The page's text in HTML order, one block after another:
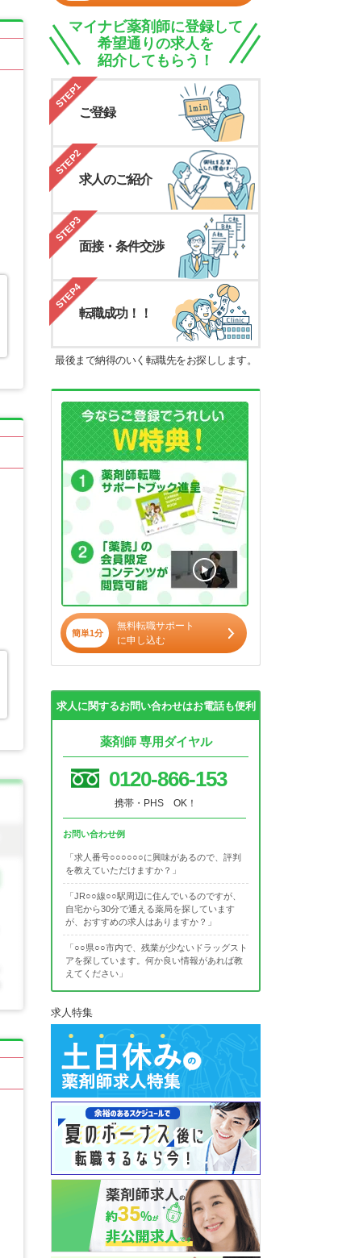
マイナビ薬剤師に登録して
希望通りの求人を
紹介してもらう！
STEP1
ご登録
STEP2
求人のご紹介
STEP3
面接・条件交渉
STEP4
転職成功！！
最後まで納得のいく転職先をお探しします。
簡単1分
無料転職サポート
に申し込む
求人に関するお問い合わせはお電話も便利
薬剤師 専用ダイヤル
0120-866-153
携帯・PHS OK！
お問い合わせ例
「求人番号○○○○○○に興味があるので、評判
を教えていただけますか？」
「JR○○線○○駅周辺に住んでいるのですが、
自宅から30分で通える薬局を探しています
が、おすすめの求人はありますか？」
「○○県○○市内で、残業が少ないドラッグスト
アを探しています。何か良い情報があれば教
えてください」
求人特集